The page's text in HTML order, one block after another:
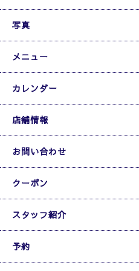
写真
メニュー
カレンダー
店舗情報
お問い合わせ
クーポン
スタッフ紹介
予約